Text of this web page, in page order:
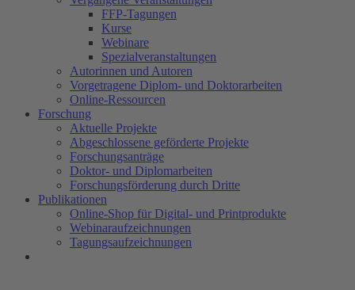
FFP-Tagungen
Kurse
Webinare
Spezialveranstaltungen
Autorinnen und Autoren
Vorgetragene Diplom- und Doktorarbeiten
Online-Ressourcen
Forschung
Aktuelle Projekte
Abgeschlossene geförderte Projekte
Forschungsanträge
Doktor- und Diplomarbeiten
Forschungsförderung durch Dritte
Publikationen
Online-Shop für Digital- und Printprodukte
Webinaraufzeichnungen
Tagungsaufzeichnungen